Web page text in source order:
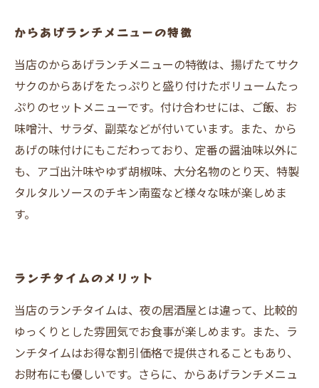
からあげランチメニューの特徴
当店のからあげランチメニューの特徴は、揚げたてサク
サクのからあげをたっぷりと盛り付けたボリュームたっ
ぷりのセットメニューです。付け合わせには、ご飯、お
味噌汁、サラダ、副菜などが付いています。また、から
あげの味付けにもこだわっており、定番の醤油味以外に
も、アゴ出汁味やゆず胡椒味、大分名物のとり天、特製
タルタルソースのチキン南蛮など様々な味が楽しめま
す。
ランチタイムのメリット
当店のランチタイムは、夜の居酒屋とは違って、比較的
ゆっくりとした雰囲気でお食事が楽しめます。また、ラ
ンチタイムはお得な割引価格で提供されることもあり、
お財布にも優しいです。さらに、からあげランチメニュ